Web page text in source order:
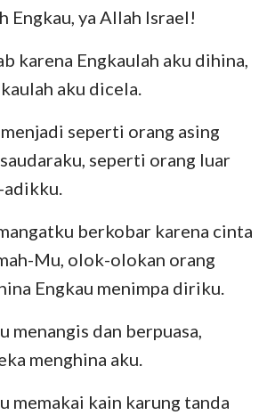
Engkau, ya Allah Israel!
karena Engkaulah aku dihina,
aku dicela.
seperti orang asing
seperti orang luar
berkobar karena cinta
Mu, olok-olokan orang
Engkau menimpa diriku.
menangis dan berpuasa,
menghina aku.
memakai kain karung tanda